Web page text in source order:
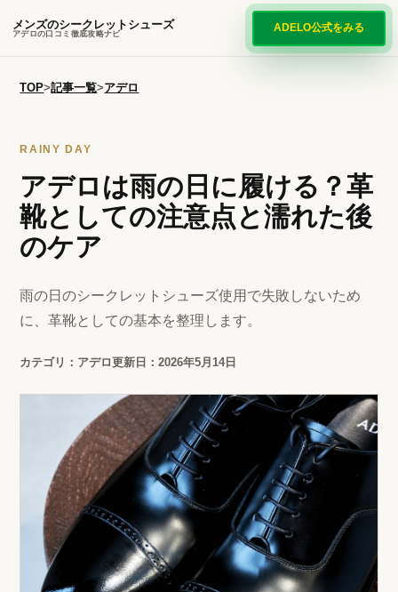
メンズのシークレットシューズ
アデロの口コミ徹底攻略ナビ ADELO公式をみる
TOP>記事一覧>アデロ
RAINY DAY
アデロは雨の日に履ける？革
靴としての注意点と濡れた後
のケア
雨の日のシークレットシューズ使用で失敗しないため
に、革靴としての基本を整理します。
カテゴリ：アデロ更新日：2026年5月14日